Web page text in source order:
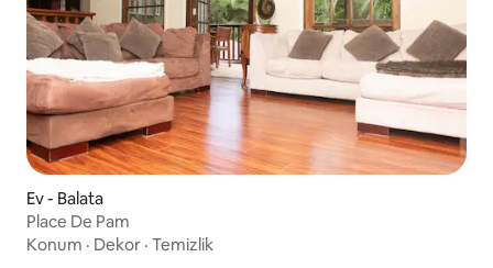
Ev - Balata
Place De Pam
Konum · Dekor · Temizlik